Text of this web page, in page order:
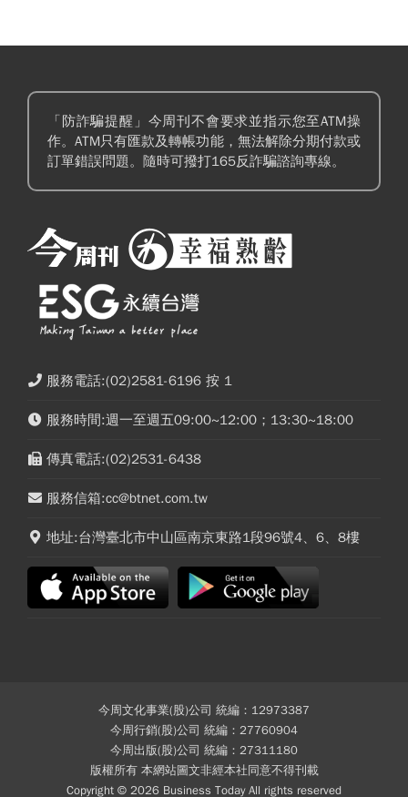
「防詐騙提醒」今周刊不會要求並指示您至ATM操
作。ATM只有匯款及轉帳功能，無法解除分期付款或
訂單錯誤問題。隨時可撥打165反詐騙諮詢專線。
服務電話:(02)2581-6196 按 1
服務時間:週一至週五09:00~12:00；13:30~18:00
傳真電話:(02)2531-6438
服務信箱:cc@btnet.com.tw
地址:台灣臺北市中山區南京東路1段96號4、6、8樓
今周文化事業(股)公司 統編：12973387
今周行銷(股)公司 統編：27760904
今周出版(股)公司 統編：27311180
版權所有 本網站圖文非經本社同意不得刊載
Copyright © 2026 Business Today All rights reserved